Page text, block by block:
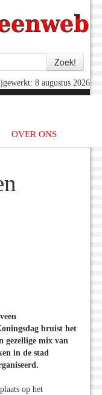
8 augustus 2026
OVER ONS
bruist het
gezellige mix van
in de stad
op het